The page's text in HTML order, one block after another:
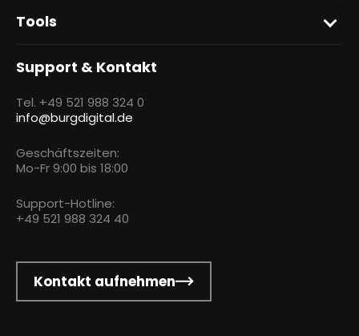
Tools
Support & Kontakt
Tel. +49 521 988 324 0
info@burgdigital.de
Geschäftszeiten:
Mo-Fr 9:00 bis 18:00
Support-Hotline:
+49 521 988 324 40
Kontakt aufnehmen